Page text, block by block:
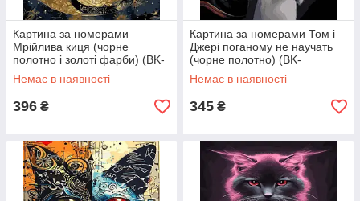
Картина за номерами
Мрійлива киця (чорне
полотно і золоті фарби) (BK-
JXBKG002) 40 х 50 см
Немає в наявності
396 ₴
Картина за номерами Том і
Джері поганому не научать
(чорне полотно) (BK-
BKG017) 40 х 50 см
Немає в наявності
345 ₴